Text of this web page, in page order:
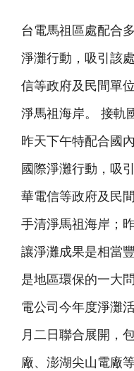
台電馬祖區處配合
淨灘行動，吸引該
信等政府及民間單
淨馬祖海岸。 接軌
昨天下午特配合國
國際淨灘行動，吸
華電信等政府及民
手清淨馬祖海岸；
讓淨灘成果是相當
是地區環保的一大
電公司今年度淨灘
月二日聯合展開，
廠、澎湖尖山電廠